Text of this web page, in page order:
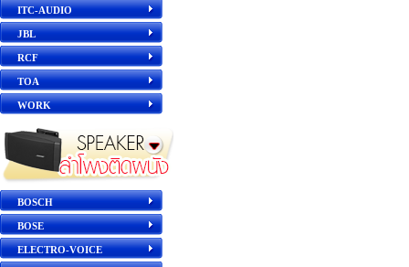
ITC-AUDIO
JBL
RCF
TOA
WORK
BOSCH
BOSE
ELECTRO-VOICE